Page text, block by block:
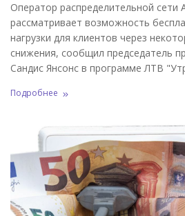
Оператор распределительной сети
рассматривает возможность
нагрузки для клиентов через
снижения, сообщил председатель
Сандис Янсонс в программе ЛТВ
Подробнее